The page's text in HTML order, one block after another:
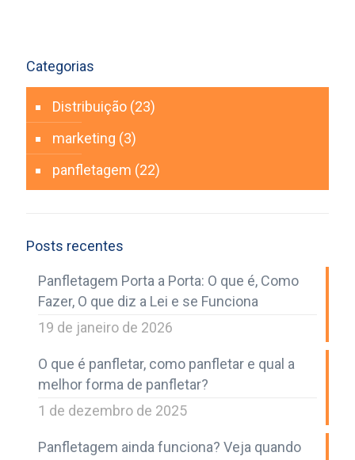
Categorias
Distribuição (23)
marketing (3)
panfletagem (22)
Posts recentes
Panfletagem Porta a Porta: O que é, Como
Fazer, O que diz a Lei e se Funciona
19 de janeiro de 2026
O que é panfletar, como panfletar e qual a
melhor forma de panfletar?
1 de dezembro de 2025
Panfletagem ainda funciona? Veja quando